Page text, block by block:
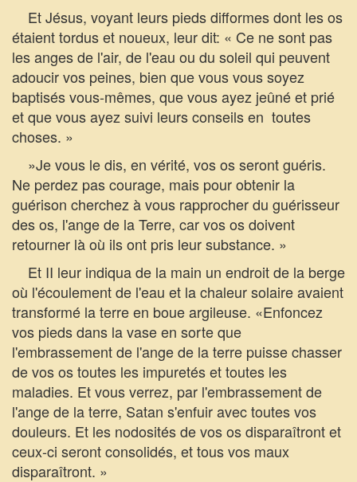
Et Jésus, voyant leurs pieds difformes dont les os
étaient tordus et noueux, leur dit: « Ce ne sont pas
les anges de l'air, de l'eau ou du soleil qui peuvent
adoucir vos peines, bien que vous vous soyez
baptisés vous-mêmes, que vous ayez jeûné et prié
et que vous ayez suivi leurs conseils en toutes
choses. »
»Je vous le dis, en vérité, vos os seront guéris.
Ne perdez pas courage, mais pour obtenir la
guérison cherchez à vous rapprocher du guérisseur
des os, l'ange de la Terre, car vos os doivent
retourner là où ils ont pris leur substance. »
Et II leur indiqua de la main un endroit de la berge
où l'écoulement de l'eau et la chaleur solaire avaient
transformé la terre en boue argileuse. «Enfoncez
vos pieds dans la vase en sorte que
l'embrassement de l'ange de la terre puisse chasser
de vos os toutes les impuretés et toutes les
maladies. Et vous verrez, par l'embrassement de
l'ange de la terre, Satan s'enfuir avec toutes vos
douleurs. Et les nodosités de vos os disparaîtront et
ceux-ci seront consolidés, et tous vos maux
disparaîtront. »